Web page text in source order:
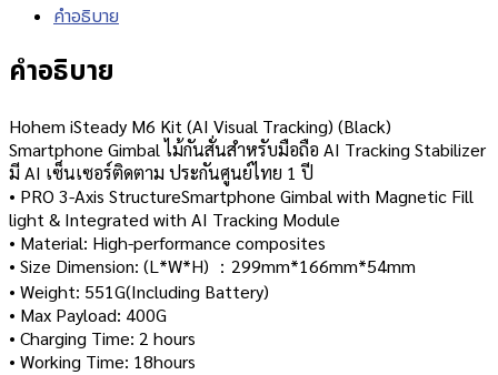
คำอธิบาย
คำอธิบาย
Hohem iSteady M6 Kit (AI Visual Tracking) (Black)
Smartphone Gimbal ไม้กันสั่นสำหรับมือถือ AI Tracking Stabilizer
มี AI เซ็นเซอร์ติดตาม ประกันศูนย์ไทย 1 ปี
• PRO 3-Axis StructureSmartphone Gimbal with Magnetic Fill
light & Integrated with AI Tracking Module
• Material: High-performance composites
• Size Dimension: (L*W*H) ：299mm*166mm*54mm
• Weight: 551G(Including Battery)
• Max Payload: 400G
• Charging Time: 2 hours
• Working Time: 18hours